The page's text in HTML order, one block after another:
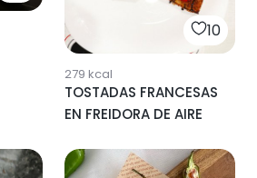
10
279 kcal
TOSTADAS FRANCESAS
EN FREIDORA DE AIRE